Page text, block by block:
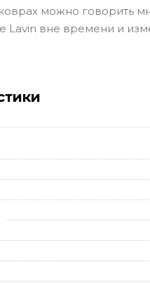
можно говорить
Lavin вне времени и